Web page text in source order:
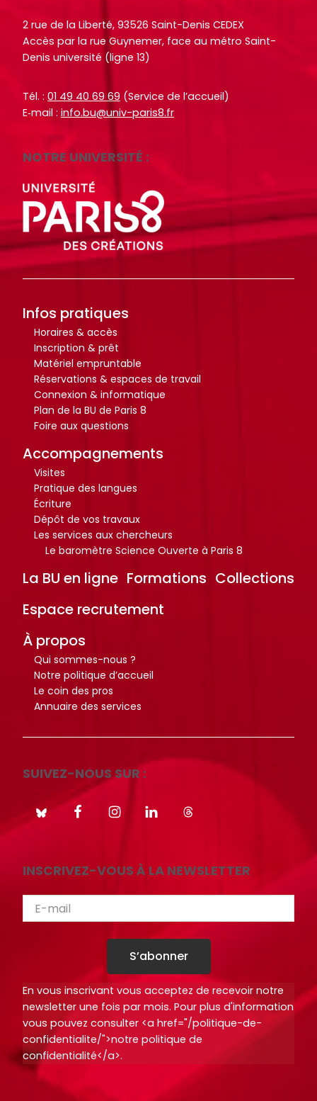
2 rue de la Liberté, 93526 Saint-Denis CEDEX
Accès par la rue Guynemer, face au métro Saint-
Denis université (ligne 13)
Tél. : 01 49 40 69 69 (Service de l’accueil)
E‑mail : info.bu@univ-paris8.fr
NOTRE UNIVERSITÉ :
Infos pratiques
Horaires & accès
Inscription & prêt
Matériel empruntable
Réservations & espaces de travail
Connexion & informatique
Plan de la BU de Paris 8
Foire aux questions
Accompagnements
Visites
Pratique des langues
Écriture
Dépôt de vos travaux
Les services aux chercheurs
Le baromètre Science Ouverte à Paris 8
La BU en ligne Formations Collections
Espace recrutement
À propos
Qui sommes-nous ?
Notre politique d’accueil
Le coin des pros
Annuaire des services
SUIVEZ-NOUS SUR :
INSCRIVEZ-VOUS À LA NEWSLETTER
S’abonner
En vous inscrivant vous acceptez de recevoir notre
newsletter une fois par mois. Pour plus d'information
vous pouvez consulter <a href="/politique-de-
confidentialite/">notre politique de
confidentialité</a>.